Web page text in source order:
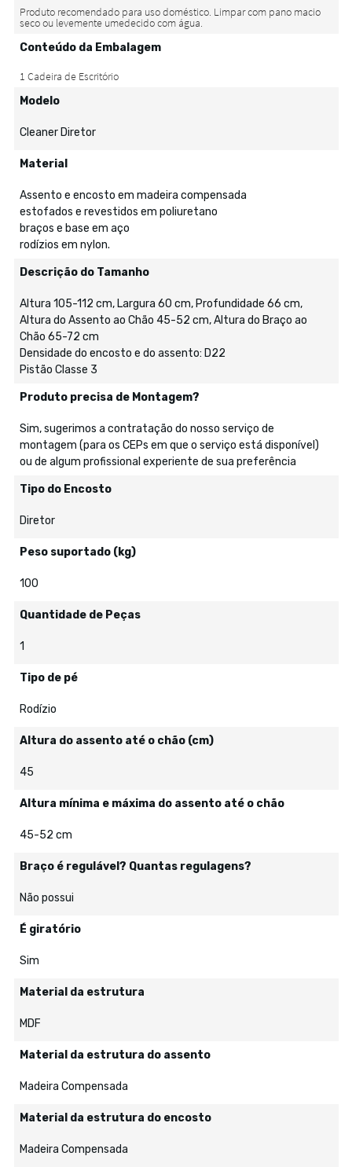
Conteúdo da Embalagem
Modelo
Cleaner Diretor
Material
Assento e encosto em madeira compensada
estofados e revestidos em poliuretano
braços e base em aço
rodízios em nylon.
Descrição do Tamanho
Altura 105-112 cm, Largura 60 cm, Profundidade 66 cm,
Altura do Assento ao Chão 45-52 cm, Altura do Braço ao
Chão 65-72 cm
Densidade do encosto e do assento: D22
Pistão Classe 3
Produto precisa de Montagem?
Sim, sugerimos a contratação do nosso serviço de
montagem (para os CEPs em que o serviço está disponível)
ou de algum profissional experiente de sua preferência
Tipo do Encosto
Diretor
Peso suportado (kg)
100
Quantidade de Peças
1
Tipo de pé
Rodízio
Altura do assento até o chão (cm)
45
Altura mínima e máxima do assento até o chão
45-52 cm
Braço é regulável? Quantas regulagens?
Não possui
É giratório
Sim
Material da estrutura
MDF
Material da estrutura do assento
Madeira Compensada
Material da estrutura do encosto
Madeira Compensada